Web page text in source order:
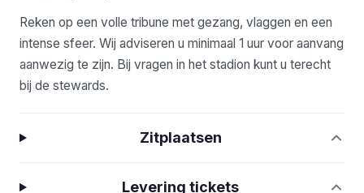
Reken op een volle tribune met gezang, vlaggen en een
intense sfeer. Wij adviseren u minimaal 1 uur voor aanvang
aanwezig te zijn. Bij vragen in het stadion kunt u terecht
bij de stewards.
Zitplaatsen
Levering tickets